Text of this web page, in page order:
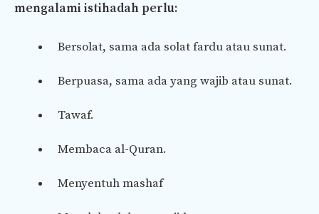
mengalami istihadah perlu:
Bersolat, sama ada solat fardu atau sunat.
Berpuasa, sama ada yang wajib atau sunat.
Tawaf.
Membaca al-Quran.
Menyentuh mashaf